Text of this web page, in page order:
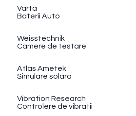
Varta
Baterii Auto
Weisstechnik
Camere de testare
Atlas Ametek
Simulare solara
Vibration Research
Controlere de vibratii